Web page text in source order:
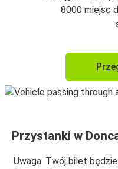
8000 miejsc
Przystanki w
Uwaga: Twój bilet